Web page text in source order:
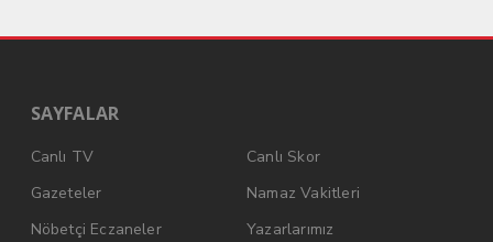
SAYFALAR
Canlı TV
Canlı Skor
Gazeteler
Namaz Vakitleri
Nöbetçi Eczaneler
Yazarlarımız